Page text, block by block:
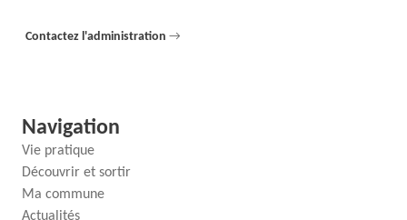
Contactez l'administration →
Navigation
Vie pratique
Découvrir et sortir
Ma commune
Actualités